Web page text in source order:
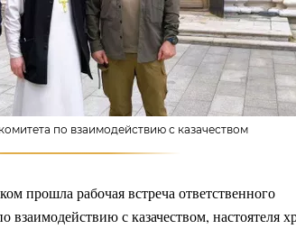
по взаимодействию с казачеством
прошла рабочая встреча ответственного
взаимодействию с казачеством, настоятеля